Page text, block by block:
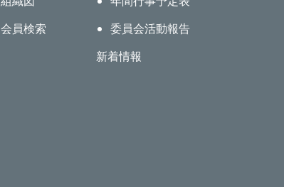
会員検索
委員会活動報告
新着情報